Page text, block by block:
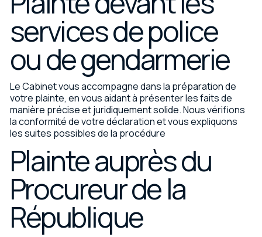
services de police
ou de gendarmerie
Le Cabinet vous accompagne dans la préparation de
votre plainte, en vous aidant à présenter les faits de
manière précise et juridiquement solide. Nous vérifions
la conformité de votre déclaration et vous expliquons
les suites possibles de la procédure
Plainte auprès du
Procureur de la
République